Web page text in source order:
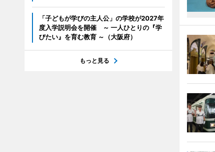
「子どもが学びの主人公」の学校が2027年
度入学説明会を開催 ～ 一人ひとりの『学
びたい』を育む教育 ～（大阪府）
もっと見る